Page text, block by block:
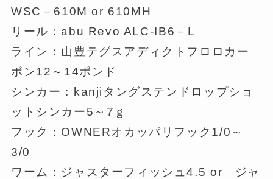
WSC－610M or 610MH
リール：abu Revo ALC-IB6－L
ライン：山豊テグスアディクトフロロカー
ボン12～14ポンド
シンカー：kanjiタングステンドロップショ
ットシンカー5～7ｇ
フック：OWNERオカッパリフック1/0～
3/0
ワーム：ジャスターフィッシュ4.5 or ジャ